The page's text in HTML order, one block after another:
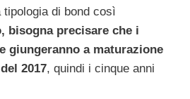
tipologia di bond così
bisogna precisare che i
giungeranno a maturazione
2017, quindi i cinque anni